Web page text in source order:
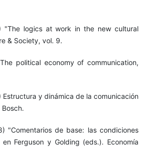
"The logics at work in the new cultural
& Society, vol. 9.
political economy of communication,
Estructura y dinámica de la comunicación
"Comentarios de base: las condiciones
Ferguson y Golding (eds.). Economía